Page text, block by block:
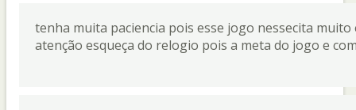
tenha muita paciencia pois esse jogo nessecita
atenção esqueça do relogio pois a meta do jogo e